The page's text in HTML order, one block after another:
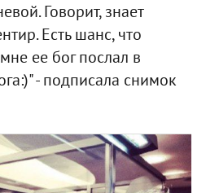
Говорит, знает
Есть шанс, что
ее бог послал в
- подписала снимок